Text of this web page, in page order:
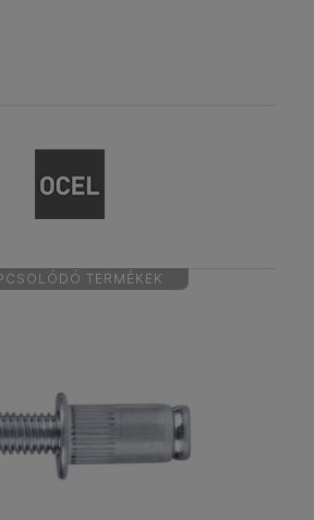
TERMÉKEK